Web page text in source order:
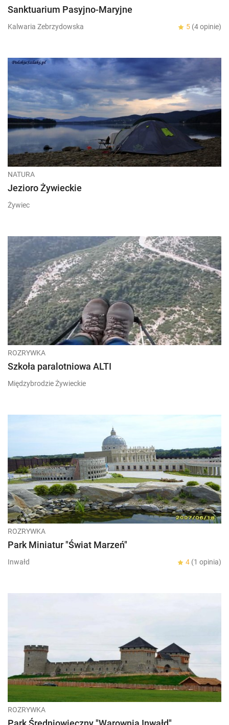
Sanktuarium Pasyjno-Maryjne
Kalwaria Zebrzydowska 5 (4 opinie)
NATURA
Jezioro Żywieckie
Żywiec
ROZRYWKA
Szkoła paralotniowa ALTI
Międzybrodzie Żywieckie
ROZRYWKA
Park Miniatur "Świat Marzeń"
Inwałd 4 (1 opinia)
ROZRYWKA